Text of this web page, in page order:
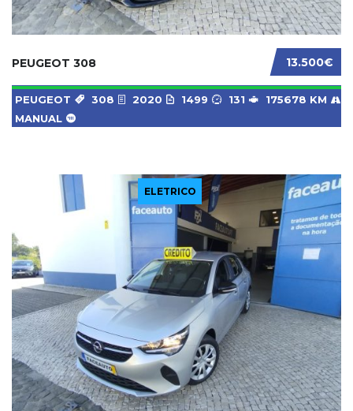
13.500€
PEUGEOT 308
PEUGEOT 308 2020 1499 131
175678 KM
MANUAL
ELETRICO